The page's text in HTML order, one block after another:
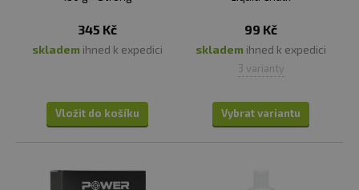
345 Kč
skladem ihned k expedici
Vložit do košíku
99 Kč
skladem ihned k expedici
3 varianty
Vybrat variantu